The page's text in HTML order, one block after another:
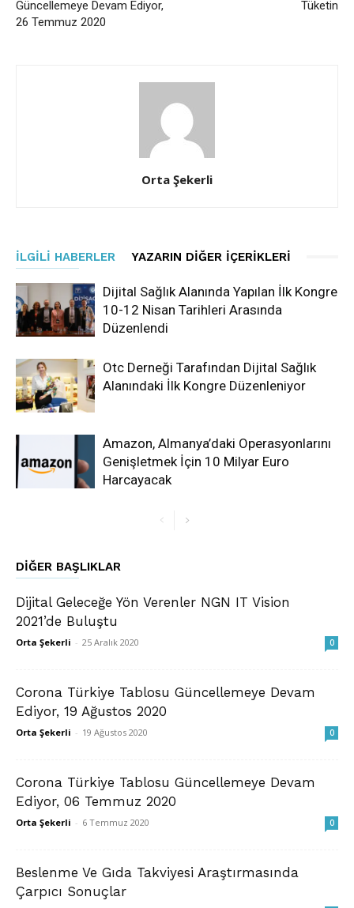
Güncellemeye Devam Ediyor,
26 Temmuz 2020
Tüketin
Orta Şekerli
İLGILI HABERLER YAZARIN DIĞER İÇERIKLERI
Dijital Sağlık Alanında Yapılan İlk Kongre
10-12 Nisan Tarihleri Arasında
Düzenlendi
Otc Derneği Tarafından Dijital Sağlık
Alanındaki İlk Kongre Düzenleniyor
Amazon, Almanya’daki Operasyonlarını
Genişletmek İçin 10 Milyar Euro
Harcayacak
DIĞER BAŞLIKLAR
Dijital Geleceğe Yön Verenler NGN IT Vision
2021’de Buluştu
Orta Şekerli - 25 Aralık 2020 0
Corona Türkiye Tablosu Güncellemeye Devam
Ediyor, 19 Ağustos 2020
Orta Şekerli - 19 Ağustos 2020 0
Corona Türkiye Tablosu Güncellemeye Devam
Ediyor, 06 Temmuz 2020
Orta Şekerli - 6 Temmuz 2020 0
Beslenme Ve Gıda Takviyesi Araştırmasında
Çarpıcı Sonuçlar